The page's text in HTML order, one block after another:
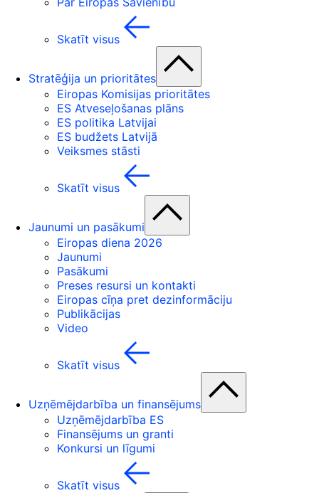
Skatīt visus
Stratēģija un prioritātes
Eiropas Komisijas prioritātes
ES Atveseļošanas plāns
ES politika Latvijai
ES budžets Latvijā
Veiksmes stāsti
Skatīt visus
Jaunumi un pasākumi
Eiropas diena 2026
Jaunumi
Pasākumi
Preses resursi un kontakti
Eiropas cīņa pret dezinformāciju
Publikācijas
Video
Skatīt visus
Uzņēmējdarbība un finansējums
Uzņēmējdarbība ES
Finansējums un granti
Konkursi un līgumi
Skatīt visus